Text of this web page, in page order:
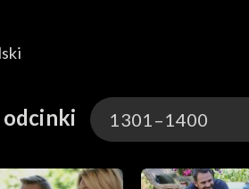
ale stawia warunek:
odcinki 1301–1400
1901–